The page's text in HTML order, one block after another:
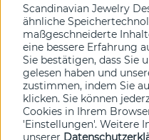
hier an.
Scandinavian Jewelry
ähnliche
maßgeschneiderte
eine bessere Erfahrung
Sie bestätigen, dass Sie
gelesen haben und
zustimmen, indem Sie
klicken. Sie können
Cookies in Ihrem
'Einstellungen'. Weitere
unserer